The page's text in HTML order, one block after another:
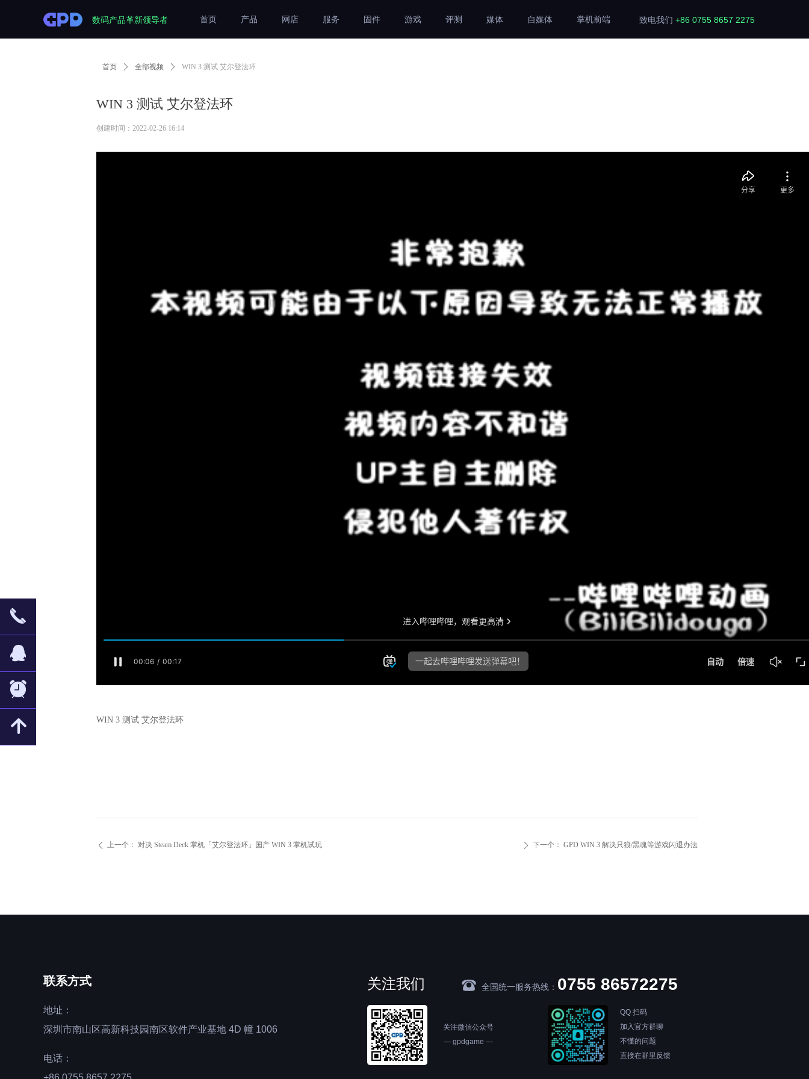
首页 产品 网店 服务 固件 游戏 评测 媒体 自媒体 掌机前端
数码产品革新领导者 致电我们 +86 0755 8657 2275
WIN 3 测试 艾尔登法环
ꄴ 上一个： 对决 Steam Deck 掌机「艾尔登法环」国产 WIN 3 掌机试玩 ꄲ 下一个： GPD WIN 3 解决只狼/黑魂等游戏闪退办法
首页 ꄲ 全部视频 ꄲ WIN 3 测试 艾尔登法环
WIN 3 测试 艾尔登法环
创建时间： 2022-02-26 16:14
关注我们 뀰 全国统一服务热线： 0755 86572275
关注微信公众号
— gpdgame —
QQ 扫码
加入官方群聊
不懂的问题
直接在群里反馈
联系方式
地址：
深圳市南山区高新科技园南区软件产业基地 4D 幢 1006
电话：
끅
뀩
뀥
녕